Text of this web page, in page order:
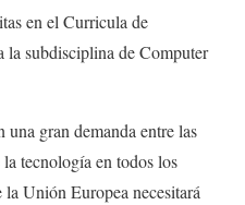
en el Curricula de
subdisciplina de Computer
gran demanda entre las
tecnología en todos los
Unión Europea necesitará